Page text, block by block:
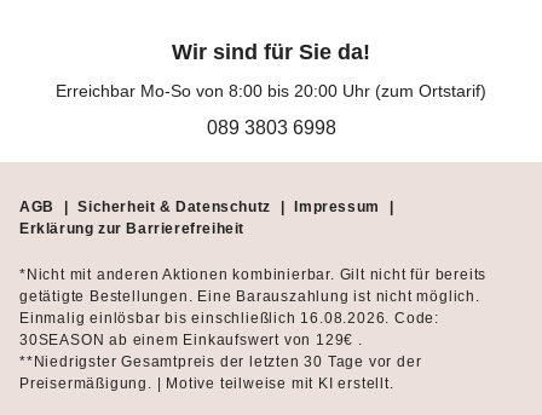
Wir sind für Sie da!
Erreichbar Mo-So von 8:00 bis 20:00 Uhr (zum Ortstarif)
089 3803 6998
AGB Sicherheit & Datenschutz Impressum
Erklärung zur Barrierefreiheit
*Nicht mit anderen Aktionen kombinierbar. Gilt nicht für bereits
getätigte Bestellungen. Eine Barauszahlung ist nicht möglich.
Einmalig einlösbar bis einschließlich 16.08.2026. Code:
30SEASON ab einem Einkaufswert von 129€ .
**Niedrigster Gesamtpreis der letzten 30 Tage vor der
Preisermäßigung. | Motive teilweise mit KI erstellt.